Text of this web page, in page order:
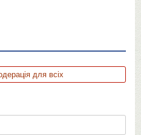
для всіх